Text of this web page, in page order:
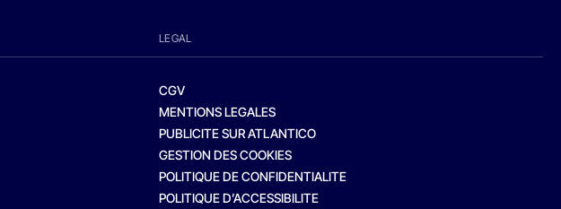
LEGAL
CGV
MENTIONS LEGALES
PUBLICITE SUR ATLANTICO
GESTION DES COOKIES
POLITIQUE DE CONFIDENTIALITE
POLITIQUE D’ACCESSIBILITE